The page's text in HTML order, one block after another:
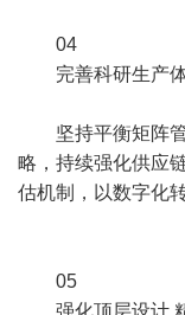
04
完善科研生产
坚持平衡矩阵
略，持续强化供应
估机制，以数字化
05
强化顶层设计